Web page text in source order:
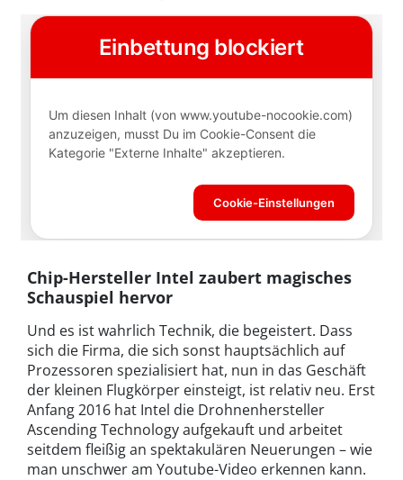
Chip-Hersteller Intel zaubert magisches
Schauspiel hervor
Und es ist wahrlich Technik, die begeistert. Dass
sich die Firma, die sich sonst hauptsächlich auf
Prozessoren spezialisiert hat, nun in das Geschäft
der kleinen Flugkörper einsteigt, ist relativ neu. Erst
Anfang 2016 hat Intel die Drohnenhersteller
Ascending Technology aufgekauft und arbeitet
seitdem fleißig an spektakulären Neuerungen – wie
man unschwer am Youtube-Video erkennen kann.